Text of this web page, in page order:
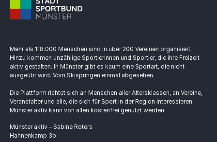
Mehr als 118.000 Menschen sind in über 200 Vereinen organisiert.
Hinzu kommen unzählige Sportlerinnen und Sportler, die ihre Freizeit
aktiv gestalten. In Münster gibt es kaum eine Sportart, die nicht
ausgeübt wird. Vom Skispringen einmal abgesehen.
Die Plattform richtet sich an Menschen aller Altersklassen, an Vereine,
Veranstalter und alle, die sich für Sport in der Region interessieren.
Münster aktiv kann von allen kostenfrei genutzt werden.
Münster aktiv – Sabine Roters
Hahnenkamp 3b